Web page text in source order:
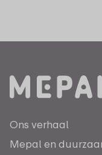
Ons verhaal
Mepal en